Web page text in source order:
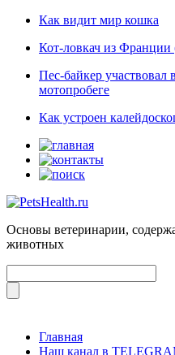
Как видит мир кошка
Кот-ловкач из Франции
Пес-байкер участвовал
мотопробеге
Как устроен
Основы ветеринарии,
животных
Главная
Наш канал в